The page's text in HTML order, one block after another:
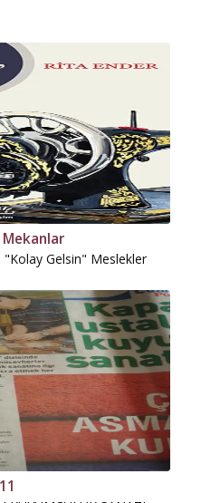
Mekanlar
"Kolay Gelsin" Meslekler